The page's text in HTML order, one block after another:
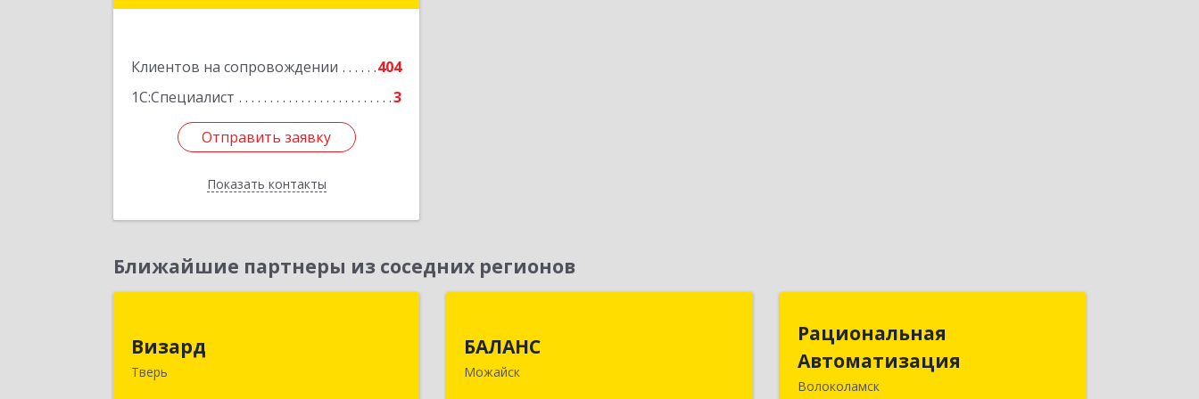
Клиентов на сопровождении
404
1С:Специалист
3
Отправить заявку
Показать контакты
Отправить заявку
Назад
Ближайшие партнеры из соседних регионов
Визард
Тверь
170006, Тверская обл, Тверь г,
БАЛАНС
Можайск
Рациональная
Автоматизация
Волоколамск
Автоматизация